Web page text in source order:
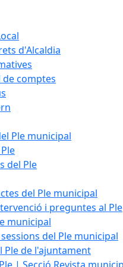
d'Alcaldia
de comptes
Ple municipal
del Ple
del Ple municipal
i preguntes al Ple
municipal
del Ple municipal
Ple de l'ajuntament